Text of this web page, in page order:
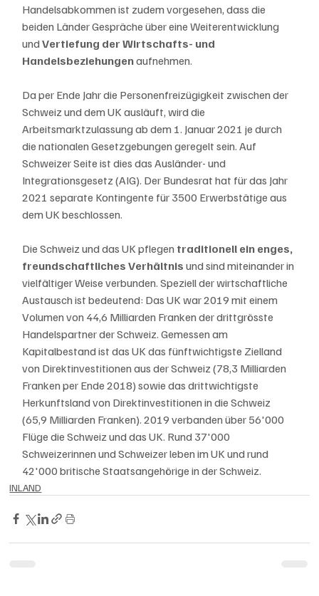
Handelsabkommen ist zudem vorgesehen, dass die
beiden Länder Gespräche über eine Weiterentwicklung
und Vertiefung der Wirtschafts- und
Handelsbeziehungen aufnehmen.
Da per Ende Jahr die Personenfreizügigkeit zwischen der
Schweiz und dem UK ausläuft, wird die
Arbeitsmarktzulassung ab dem 1. Januar 2021 je durch
die nationalen Gesetzgebungen geregelt sein. Auf
Schweizer Seite ist dies das Ausländer- und
Integrationsgesetz (AIG). Der Bundesrat hat für das Jahr
2021 separate Kontingente für 3500 Erwerbstätige aus
dem UK beschlossen.
Die Schweiz und das UK pflegen traditionell ein enges,
freundschaftliches Verhältnis und sind miteinander in
vielfältiger Weise verbunden. Speziell der wirtschaftliche
Austausch ist bedeutend: Das UK war 2019 mit einem
Volumen von 44,6 Milliarden Franken der drittgrösste
Handelspartner der Schweiz. Gemessen am
Kapitalbestand ist das UK das fünftwichtigste Zielland
von Direktinvestitionen aus der Schweiz (78,3 Milliarden
Franken per Ende 2018) sowie das drittwichtigste
Herkunftsland von Direktinvestitionen in die Schweiz
(65,9 Milliarden Franken). 2019 verbanden über 56'000
Flüge die Schweiz und das UK. Rund 37'000
Schweizerinnen und Schweizer leben im UK und rund
42'000 britische Staatsangehörige in der Schweiz.
INLAND